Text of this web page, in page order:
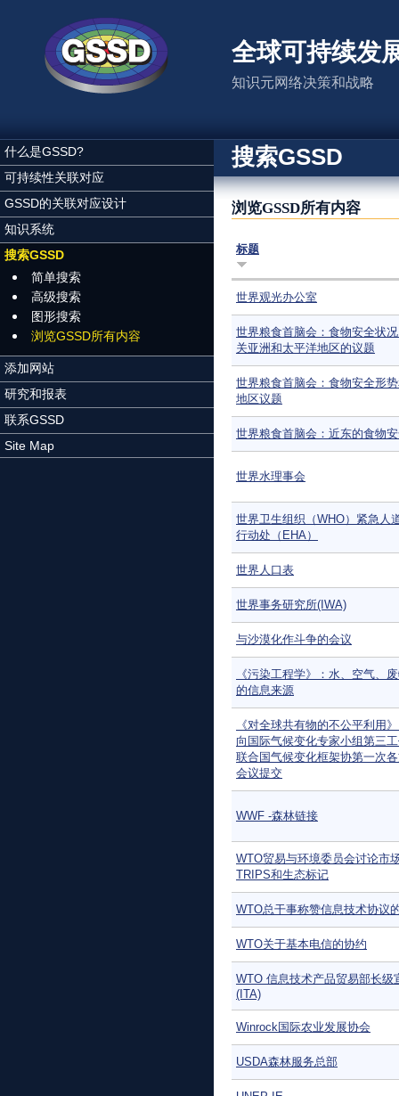
全球可持续发
知识元网络决策和战略
什么是GSSD?
可持续性关联对应
GSSD的关联对应设计
知识系统
搜索GSSD
简单搜索
高级搜索
图形搜索
浏览GSSD所有内容
添加网站
研究和报表
联系GSSD
Site Map
搜索GSSD
浏览GSSD所有内容
标题
世界观光办公室
世界粮食首脑会：食物安全状
关亚洲和太平洋地区的议题
世界粮食首脑会：食物安全形
地区议题
世界粮食首脑会：近东的食物
世界水理事会
世界卫生组织（WHO）紧急人
行动处（EHA）
世界人口表
世界事务研究所(IWA)
与沙漠化作斗争的会议
《污染工程学》：水、空气、
的信息来源
《对全球共有物的不公平利用
向国际气候变化专家小组第三
联合国气候变化框架协第一次
会议提交
WWF -森林链接
WTO贸易与环境委员会讨论市
TRIPS和生态标记
WTO总干事称赞信息技术协议
WTO关于基本电信的协约
WTO 信息技术产品贸易部长级
(ITA)
Winrock国际农业发展协会
USDA森林服务总部